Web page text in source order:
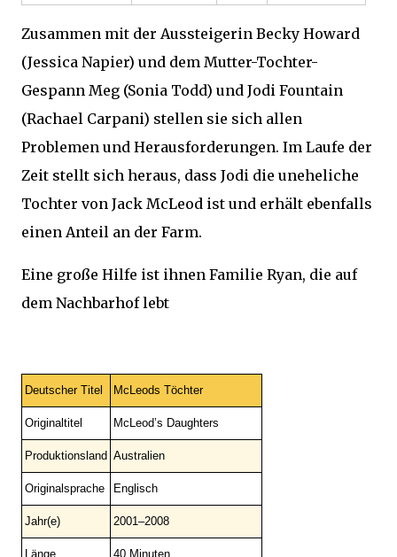
Zusammen mit der Aussteigerin Becky Howard
(Jessica Napier) und dem Mutter-Tochter-
Gespann Meg (Sonia Todd) und Jodi Fountain
(Rachael Carpani) stellen sie sich allen
Problemen und Herausforderungen. Im Laufe der
Zeit stellt sich heraus, dass Jodi die uneheliche
Tochter von Jack McLeod ist und erhält ebenfalls
einen Anteil an der Farm.
Eine große Hilfe ist ihnen Familie Ryan, die auf
dem Nachbarhof lebt
Deutscher Titel McLeods Töchter
Originaltitel McLeod’s Daughters
Produktionsland Australien
Originalsprache Englisch
Jahr(e) 2001–2008
Länge 40 Minuten